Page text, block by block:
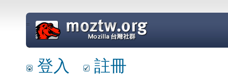
=
登入 註冊